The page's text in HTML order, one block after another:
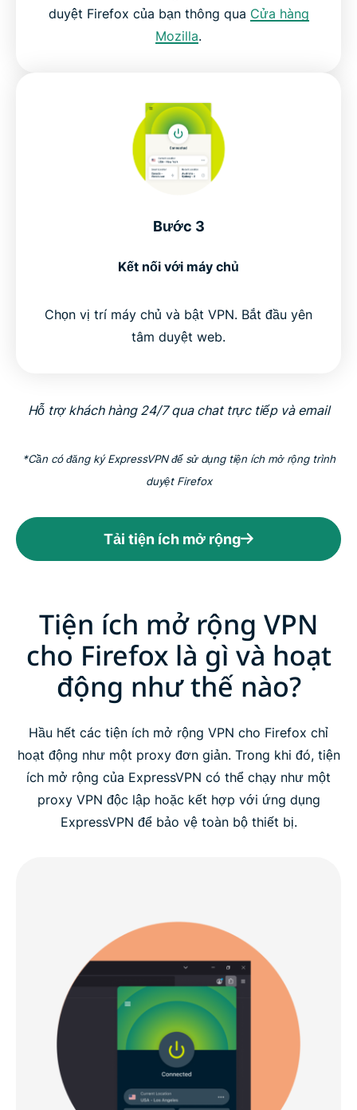
duyệt Firefox của bạn thông qua Cửa hàng
Mozilla.
Bước 3
Kết nối với máy chủ
Chọn vị trí máy chủ và bật VPN. Bắt đầu yên
tâm duyệt web.
Hỗ trợ khách hàng 24/7 qua chat trực tiếp và email
*Cần có đăng ký ExpressVPN để sử dụng tiện ích mở rộng trình
duyệt Firefox
Tải tiện ích mở rộng
Tiện ích mở rộng VPN
cho Firefox là gì và hoạt
động như thế nào?
Hầu hết các tiện ích mở rộng VPN cho Firefox chỉ
hoạt động như một proxy đơn giản. Trong khi đó, tiện
ích mở rộng của ExpressVPN có thể chạy như một
proxy VPN độc lập hoặc kết hợp với ứng dụng
ExpressVPN để bảo vệ toàn bộ thiết bị.